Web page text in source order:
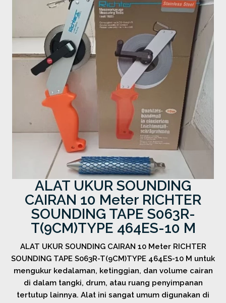
ALAT UKUR SOUNDING
CAIRAN 10 Meter RICHTER
SOUNDING TAPE S063R-
T(9CM)TYPE 464ES-10 M
ALAT UKUR SOUNDING CAIRAN 10 Meter RICHTER
SOUNDING TAPE S063R-T(9CM)TYPE 464ES-10 M untuk
mengukur kedalaman, ketinggian, dan volume cairan
di dalam tangki, drum, atau ruang penyimpanan
tertutup lainnya. Alat ini sangat umum digunakan di